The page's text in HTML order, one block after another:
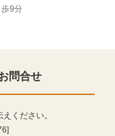
9分
問合せ
ください。
]